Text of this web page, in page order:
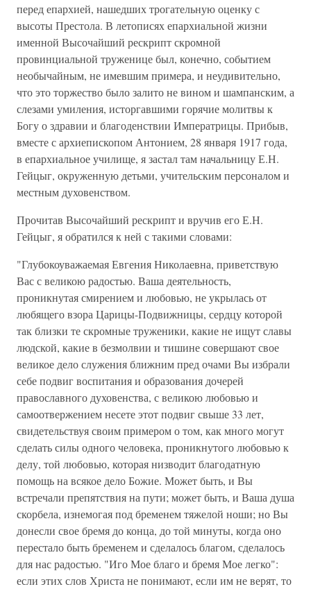
перед епархией, нашедших трогательную оценку с
высоты Престола. В летописях епархиальной жизни
именной Высочайший рескрипт скромной
провинциальной труженице был, конечно, событием
необычайным, не имевшим примера, и неудивительно,
что это торжество было залито не вином и шампанским, а
слезами умиления, исторгавшими горячие молитвы к
Богу о здравии и благоденствии Императрицы. Прибыв,
вместе с архиепископом Антонием, 28 января 1917 года,
в епархиальное училище, я застал там начальницу Е.Н.
Гейцыг, окруженную детьми, учительским персоналом и
местным духовенством.
Прочитав Высочайший рескрипт и вручив его Е.Н.
Гейцыг, я обратился к ней с такими словами:
"Глубокоуважаемая Евгения Николаевна, приветствую
Вас с великою радостью. Ваша деятельность,
проникнутая смирением и любовью, не укрылась от
любящего взора Царицы-Подвижницы, сердцу которой
так близки те скромные труженики, какие не ищут славы
людской, какие в безмолвии и тишине совершают свое
великое дело служения ближним пред очами Вы избрали
себе подвиг воспитания и образования дочерей
православного духовенства, с великою любовью и
самоотвержением несете этот подвиг свыше 33 лет,
свидетельствуя своим примером о том, как много могут
сделать силы одного человека, проникнутого любовью к
делу, той любовью, которая низводит благодатную
помощь на всякое дело Божие. Может быть, и Вы
встречали препятствия на пути; может быть, и Ваша душа
скорбела, изнемогая под бременем тяжелой ноши; но Вы
донесли свое бремя до конца, до той минуты, когда оно
перестало быть бременем и сделалось благом, сделалось
для нас радостью. "Иго Мое благо и бремя Мое легко":
если этих слов Христа не понимают, если им не верят, то